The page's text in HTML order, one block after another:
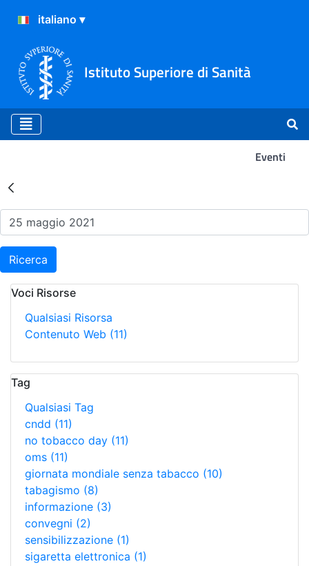
Istituto Superiore di Sanità
Eventi
Risultati della Ricerca -
Ricerca
Voci Risorse
Qualsiasi Risorsa
Contenuto Web (11)
Tag
Qualsiasi Tag
cndd (11)
no tobacco day (11)
oms (11)
giornata mondiale senza tabacco (10)
tabagismo (8)
informazione (3)
convegni (2)
sensibilizzazione (1)
sigaretta elettronica (1)